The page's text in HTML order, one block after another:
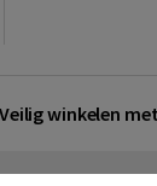
Veilig winkelen